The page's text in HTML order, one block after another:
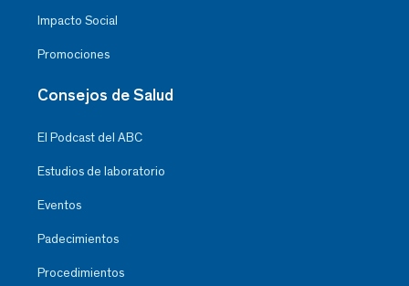
Impacto Social
Promociones
Consejos de Salud
El Podcast del ABC
Estudios de laboratorio
Eventos
Padecimientos
Procedimientos